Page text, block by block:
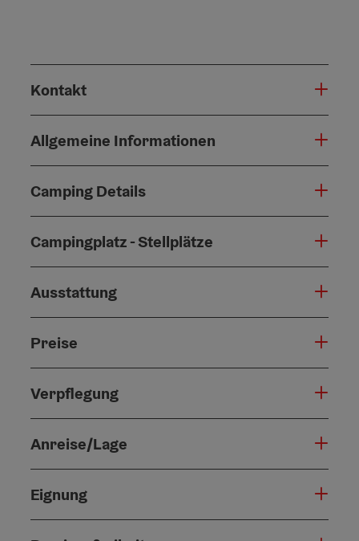
Kontakt
Allgemeine Informationen
Camping Details
Campingplatz - Stellplätze
Ausstattung
Preise
Verpflegung
Anreise/Lage
Eignung